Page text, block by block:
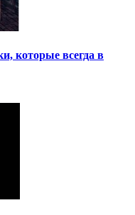
которые всегда в